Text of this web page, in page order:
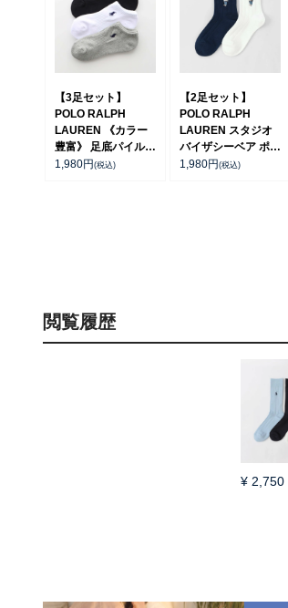
【3足セット】
POLO RALPH
LAUREN 《カラー
豊富》 足底パイル
アーチサポート ワン
1,980円(税込)
【2足セット】
POLO RALPH
LAUREN スタジオ
バイザシーベア ポロ
ベア オーガニックコ
1,980円(税込)
閲覧履歴
¥ 2,750